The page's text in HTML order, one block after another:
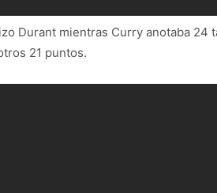
Durant mientras Curry anotaba 24
21 puntos.